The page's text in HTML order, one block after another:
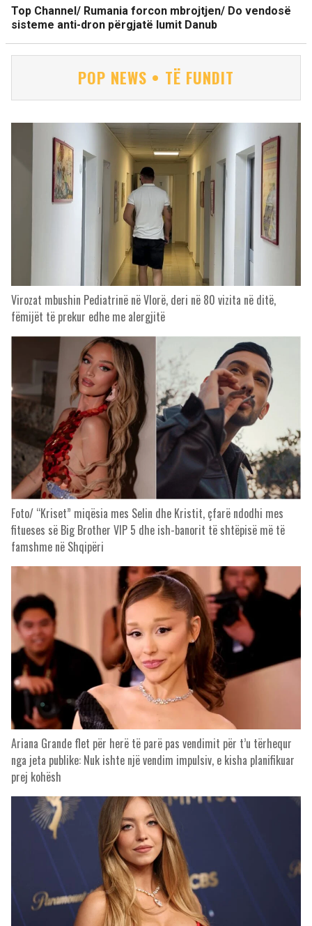
Top Channel/ Rumania forcon mbrojtjen/ Do vendosë
sisteme anti-dron përgjatë lumit Danub
POP NEWS • TË FUNDIT
Virozat mbushin Pediatrinë në Vlorë, deri në 80 vizita në ditë,
fëmijët të prekur edhe me alergjitë
Foto/ “Kriset” miqësia mes Selin dhe Kristit, çfarë ndodhi mes
fitueses së Big Brother VIP 5 dhe ish-banorit të shtëpisë më të
famshme në Shqipëri
Ariana Grande flet për herë të parë pas vendimit për t’u tërhequr
nga jeta publike: Nuk ishte një vendim impulsiv, e kisha planifikuar
prej kohësh